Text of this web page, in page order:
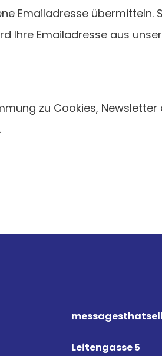
Emailadresse übermitteln.
Ihre Emailadresse aus
zu Cookies,
.
messagesthatsell
Leitengasse 5